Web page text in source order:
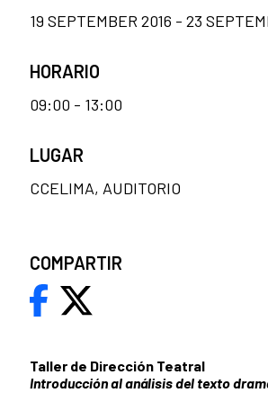
Taller de Dirección Teatral
Introducción al análisis del texto
19 SEPTEMBER 2016 - 23
HORARIO
09:00 - 13:00
LUGAR
CCELIMA, AUDITORIO
COMPARTIR